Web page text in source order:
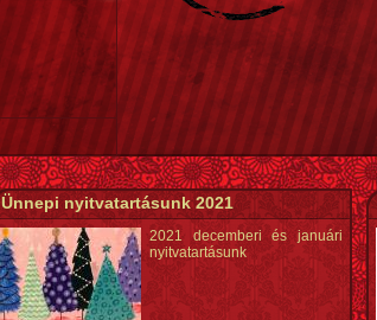
Ünnepi nyitvatartásunk 2021
2021 decemberi és januári
nyitvatartásunk